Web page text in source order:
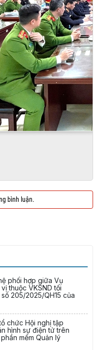
bình luận.
phối hợp giữa Vụ
thuộc VKSND tối
205/2025/QH15 của
chức Hội nghị tập
hình sự điện tử trên
mềm Quản lý